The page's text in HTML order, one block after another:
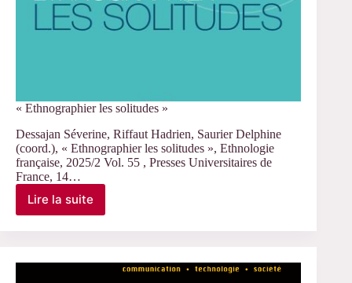
« Ethnographier les solitudes »
Dessajan Séverine, Riffaut Hadrien, Saurier Delphine
(coord.), « Ethnographier les solitudes », Ethnologie
française, 2025/2 Vol. 55 , Presses Universitaires de
France, 14…
Lire la suite« Ethnographier